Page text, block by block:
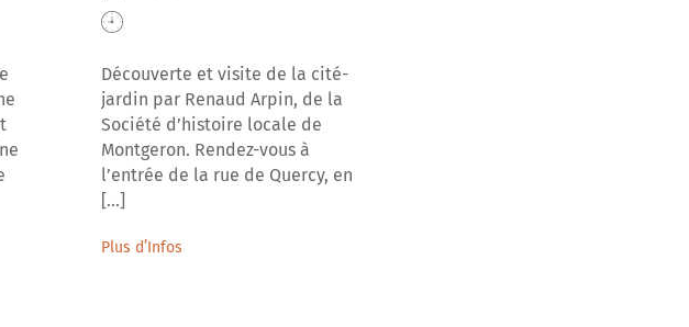
Découverte et visite de la cité-
jardin par Renaud Arpin, de la
Société d’histoire locale de
Montgeron. Rendez-vous à
l’entrée de la rue de Quercy, en
[...]
Plus d’Infos